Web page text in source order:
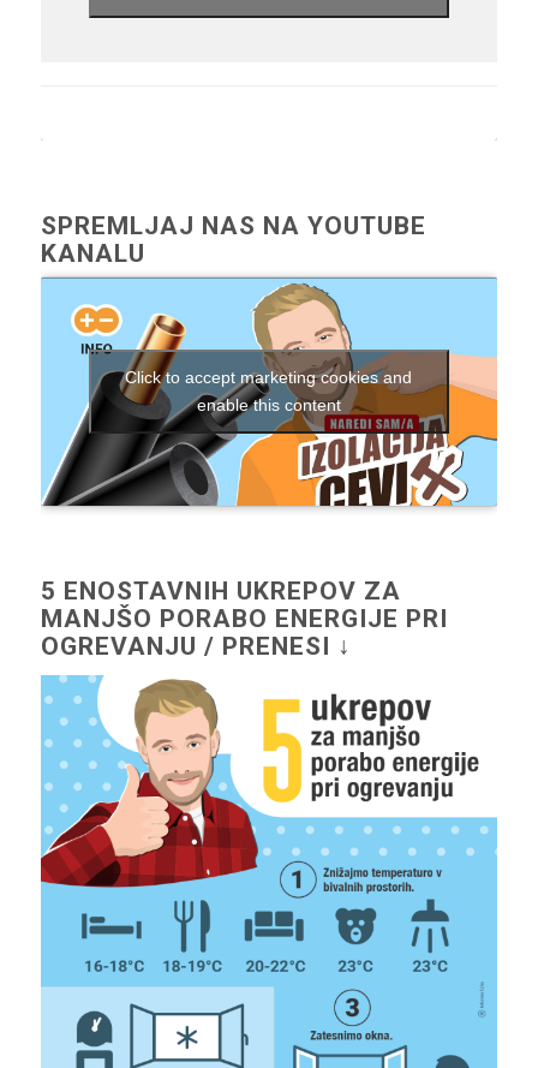
SPREMLJAJ NAS NA YOUTUBE
KANALU
Click to accept marketing cookies and
enable this content
5 ENOSTAVNIH UKREPOV ZA
MANJŠO PORABO ENERGIJE PRI
OGREVANJU / PRENESI ↓